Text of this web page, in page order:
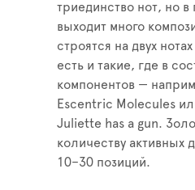
триединство нот, но
выходит много
строятся на двух
есть и такие, где в
компонентов —
Escentric Molecules
Juliette has a gun.
количеству активных
10–30 позиций.